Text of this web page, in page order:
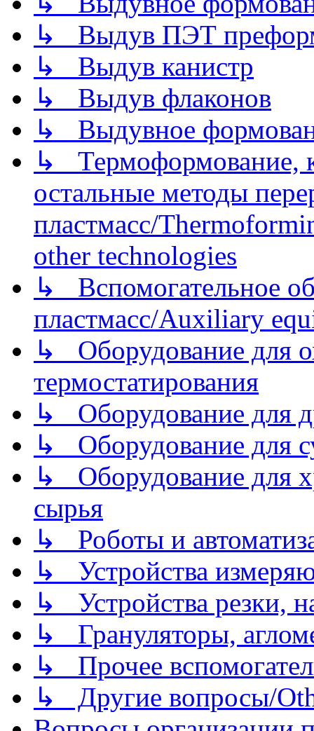
↳ Выдув ПЭТ
↳ Выдув канистр
↳ Выдув флаконов
↳ Выдувное
↳ Термоформование,
остальные методы
пластмасс/
other technologies
↳ Вспомогательное
пластмасс/Auxiliary
↳ Оборудование для
термостатирования
↳ Оборудование для
↳ Оборудование для
↳ Оборудование для
сырья
↳ Роботы и
↳ Устройства
↳ Устройства резки,
↳ Грануляторы,
↳ Прочее
↳ Другие вопросы/